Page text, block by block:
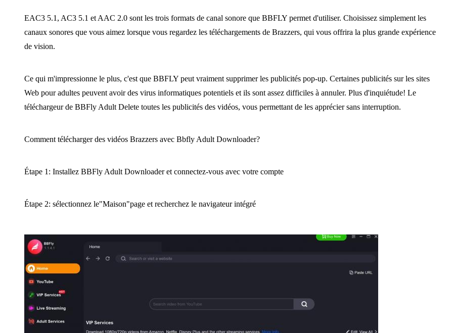
EAC3 5.1, AC3 5.1 et AAC 2.0 sont les trois formats de canal sonore que BBFLY permet d'utiliser. Choisissez simplement les
canaux sonores que vous aimez lorsque vous regardez les téléchargements de Brazzers, qui vous offrira la plus grande expérience
de vision.
Ce qui m'impressionne le plus, c'est que BBFLY peut vraiment supprimer les publicités pop-up. Certaines publicités sur les sites
Web pour adultes peuvent avoir des virus informatiques potentiels et ils sont assez difficiles à annuler. Plus d'inquiétude! Le
téléchargeur de BBFly Adult Delete toutes les publicités des vidéos, vous permettant de les apprécier sans interruption.
Comment télécharger des vidéos Brazzers avec Bbfly Adult Downloader?
Étape 1: Installez BBFly Adult Downloader et connectez-vous avec votre compte
Étape 2: sélectionnez le"Maison"page et recherchez le navigateur intégré